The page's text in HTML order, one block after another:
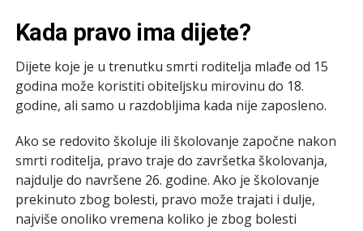
Kada pravo ima dijete?
Dijete koje je u trenutku smrti roditelja mlađe od 15
godina može koristiti obiteljsku mirovinu do 18.
godine, ali samo u razdobljima kada nije zaposleno.
Ako se redovito školuje ili školovanje započne nakon
smrti roditelja, pravo traje do završetka školovanja,
najdulje do navršene 26. godine. Ako je školovanje
prekinuto zbog bolesti, pravo može trajati i dulje,
najviše onoliko vremena koliko je zbog bolesti